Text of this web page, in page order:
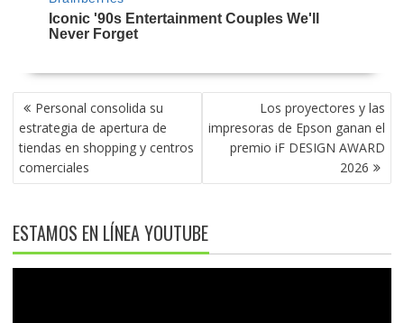
NAVEGACIÓN
DE
ENTRADAS
Personal consolida su
estrategia de apertura de
tiendas en shopping y centros
comerciales
Los proyectores y las
impresoras de Epson ganan el
premio iF DESIGN AWARD
2026
ESTAMOS EN LÍNEA YOUTUBE